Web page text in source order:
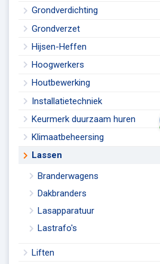
Grondverdichting
Grondverzet
Hijsen-Heffen
Hoogwerkers
Houtbewerking
Installatietechniek
Keurmerk duurzaam huren
Klimaatbeheersing
Lassen
Branderwagens
Dakbranders
Lasapparatuur
Lastrafo's
Liften